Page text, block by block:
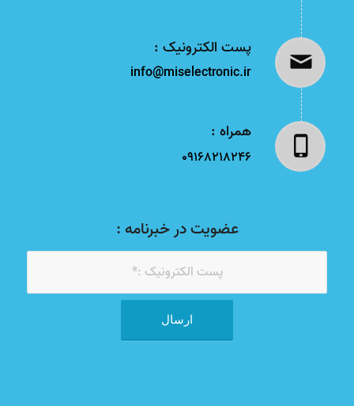
پست الکترونیک :
info@miselectronic.ir
همراه :
09168218246
عضویت در خبرنامه :